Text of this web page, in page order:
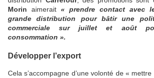
Morin aimerait « prendre contact avec
grande distribution pour bâtir une
commerciale sur juillet et août
consommation ».
Développer l’export
Cela s’accompagne d’une volonté de «